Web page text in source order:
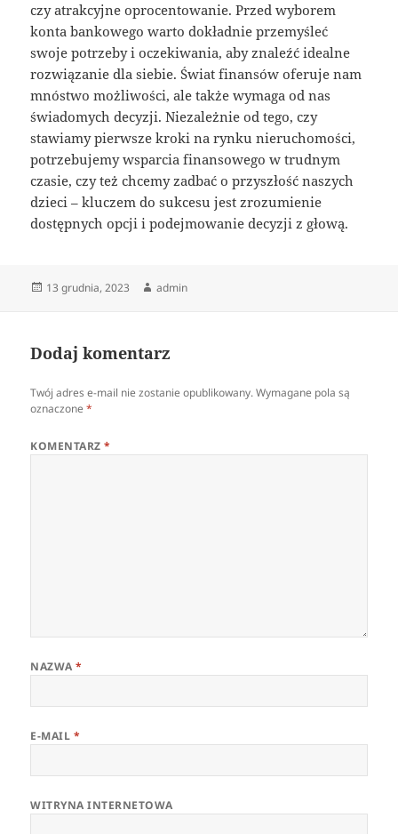
czy atrakcyjne oprocentowanie. Przed wyborem
konta bankowego warto dokładnie przemyśleć
swoje potrzeby i oczekiwania, aby znaleźć idealne
rozwiązanie dla siebie. Świat finansów oferuje nam
mnóstwo możliwości, ale także wymaga od nas
świadomych decyzji. Niezależnie od tego, czy
stawiamy pierwsze kroki na rynku nieruchomości,
potrzebujemy wsparcia finansowego w trudnym
czasie, czy też chcemy zadbać o przyszłość naszych
dzieci – kluczem do sukcesu jest zrozumienie
dostępnych opcji i podejmowanie decyzji z głową.
Data
13 grudnia, 2023 Autor
admin
Dodaj komentarz
Twój adres e-mail nie zostanie opublikowany. Wymagane pola są
oznaczone*
KOMENTARZ*
NAZWA*
E-MAIL *
WITRYNA INTERNETOWA